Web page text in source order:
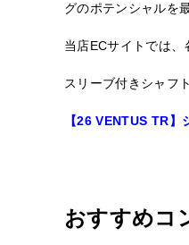
グのポテンシャルを
当店ECサイトでは
スリーブ付きシャフ
【26 VENTUS TR
おすすめコ